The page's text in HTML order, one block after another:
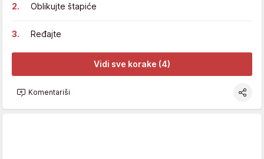
Oblikujte štapiće
Ređajte
Vidi sve korake (4)
Komentariši